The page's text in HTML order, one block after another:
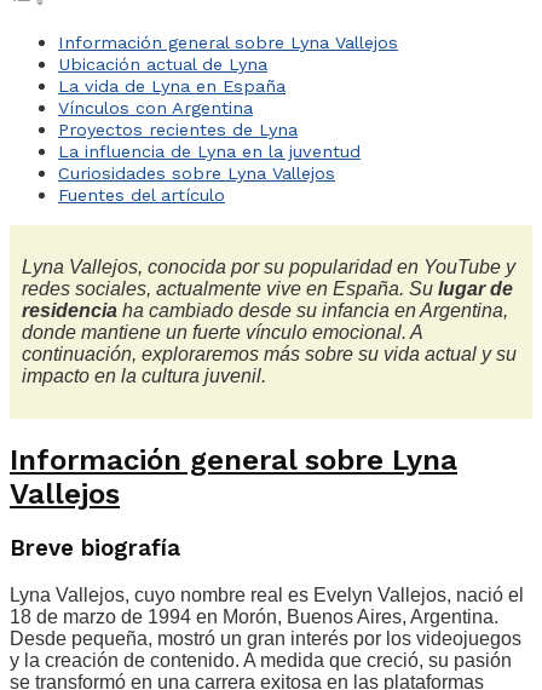
Información general sobre Lyna Vallejos
Ubicación actual de Lyna
La vida de Lyna en España
Vínculos con Argentina
Proyectos recientes de Lyna
La influencia de Lyna en la juventud
Curiosidades sobre Lyna Vallejos
Fuentes del artículo
Lyna Vallejos, conocida por su popularidad en YouTube y
redes sociales, actualmente vive en España. Su lugar de
residencia ha cambiado desde su infancia en Argentina,
donde mantiene un fuerte vínculo emocional. A
continuación, exploraremos más sobre su vida actual y su
impacto en la cultura juvenil.
Información general sobre Lyna
Vallejos
Breve biografía
Lyna Vallejos, cuyo nombre real es Evelyn Vallejos, nació el
18 de marzo de 1994 en Morón, Buenos Aires, Argentina.
Desde pequeña, mostró un gran interés por los videojuegos
y la creación de contenido. A medida que creció, su pasión
se transformó en una carrera exitosa en las plataformas